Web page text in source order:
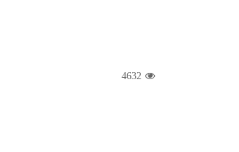
4632